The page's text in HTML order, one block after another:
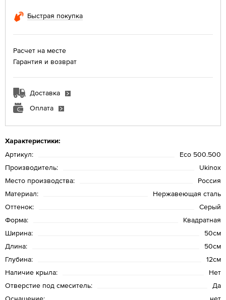
Характеристики:
Артикул:
Eco 500.500
Производитель:
Ukinox
Место производства:
Россия
Материал:
Нержавеющая сталь
Оттенок:
Серый
Форма:
Квадратная
Ширина:
50см
Длина:
50см
Глубина:
12см
Наличие крыла:
Нет
Отверстие под смеситель:
Да
Оснащение:
нет
Быстрая покупка
Расчет на месте
Гарантия и возврат
Доставка
Оплата